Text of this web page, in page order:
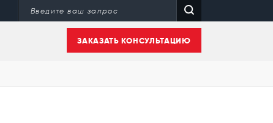
ЗАКАЗАТЬ КОНСУЛЬТАЦИЮ